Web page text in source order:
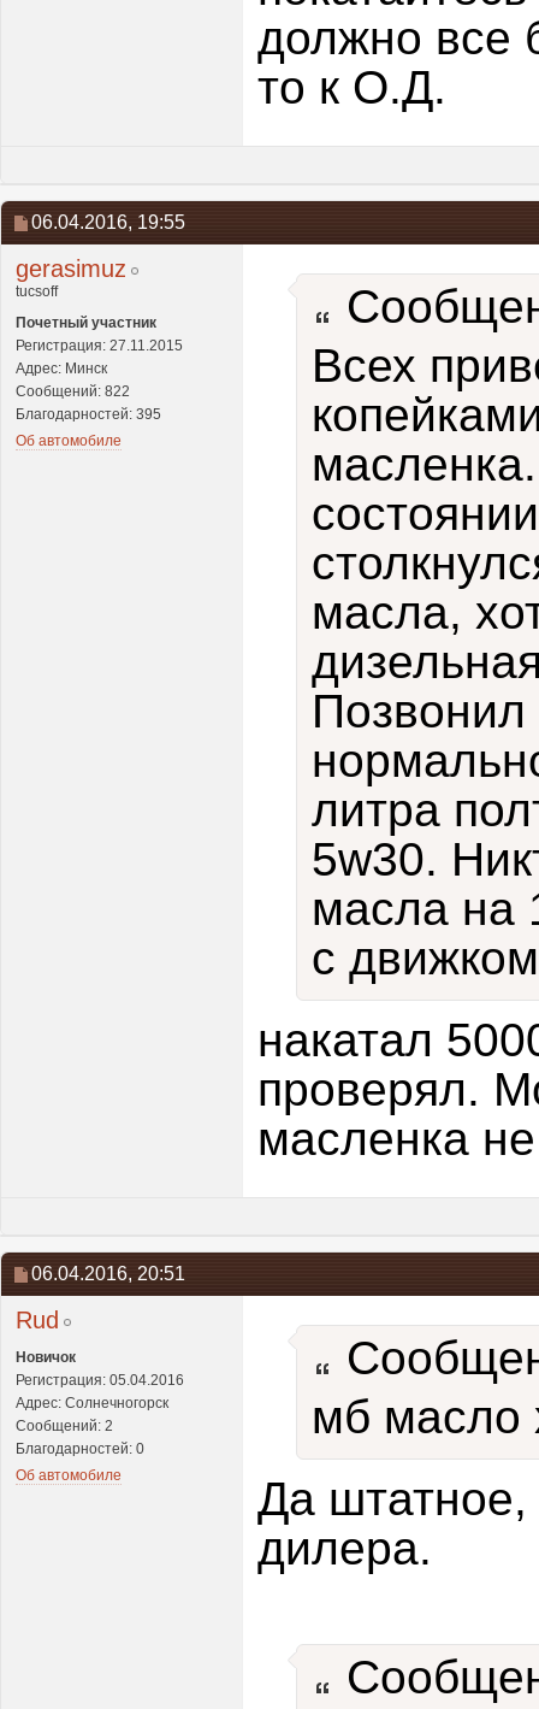
должно все
то к О.Д.
06.04.2016, 19:55
gerasimuz
tucsoff
Почетный участник
Регистрация: 27.11.2015
Адрес: Минск
Сообщений: 822
Благодарностей: 395
Об автомобиле
Всех
масла,
Позвонил
литра
5w30.
масла на
с
накатал
проверял.
масленка не
06.04.2016, 20:51
Rud
Новичок
Регистрация: 05.04.2016
Адрес: Солнечногорск
Сообщений: 2
Благодарностей: 0
Об автомобиле
мб масло
Да штатное,
дилера.